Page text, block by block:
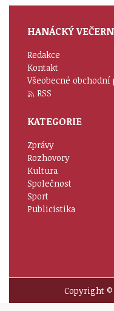
HANÁCKÝ
Redakce
Kontakt
Všeobecné
RSS
KATEGORIE
Zprávy
Rozhovory
Kultura
Společnost
Sport
Publicistika
Copyright ©